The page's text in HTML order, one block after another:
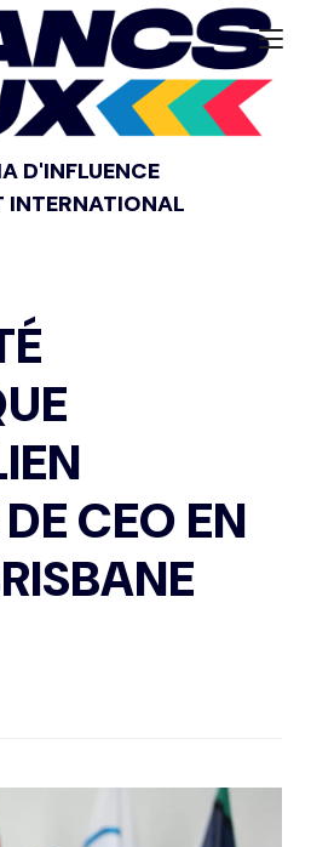
D'INFLUENCE
INTERNATIONAL
CEO EN